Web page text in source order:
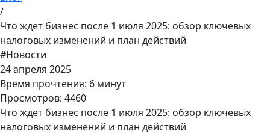
/
Что ждет бизнес после 1 июля 2025: обзор ключевых
налоговых изменений и план действий
#Новости
24 апреля 2025
Время прочтения: 6 минут
Просмотров: 4460
Что ждет бизнес после 1 июля 2025: обзор ключевых
налоговых изменений и план действий